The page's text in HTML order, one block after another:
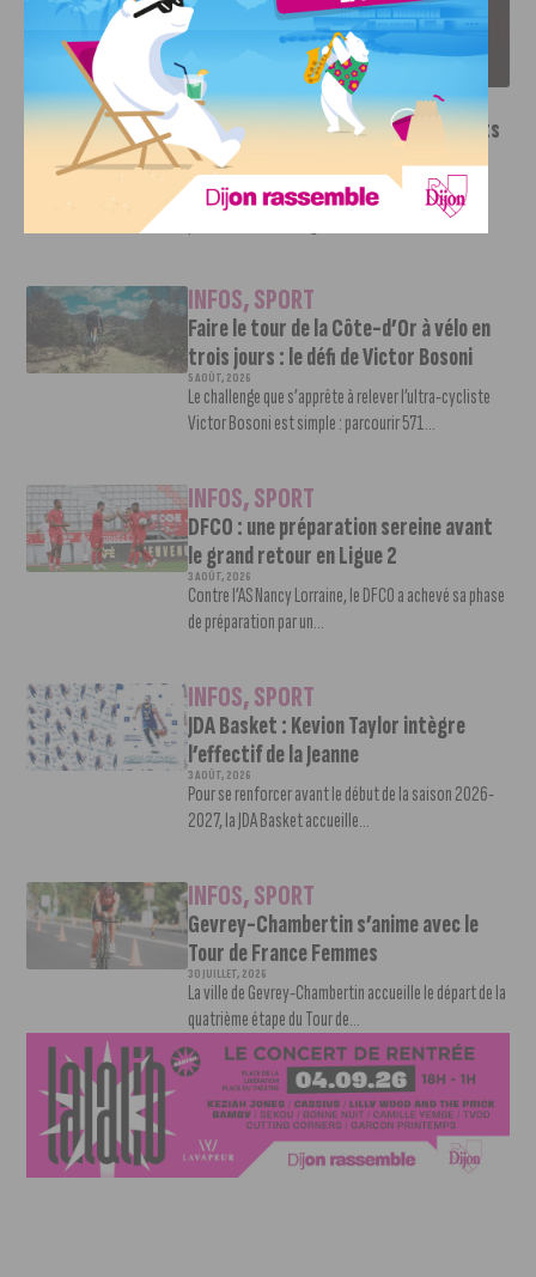
LE DFCO DÉVOILE SES NOUVEAUX MAILLOTS POUR LA
SAISON 2026-2027
INFOS,SPORT
Le DFCO dévoile ses nouveaux maillots
pour la saison 2026-2027
6 AOÛT, 2026
Le club dijonnais a présenté ses nouveaux maillots
INFOS,SPORT
Faire le tour de la Côte-d’Or à vélo en
trois jours : le défi de Victor Bosoni
5 AOÛT, 2026
Le challenge que s’apprête à relever l’ultra-cycliste
Victor Bosoni est simple : parcourir 571...
INFOS,SPORT
DFCO : une préparation sereine avant
le grand retour en Ligue 2
3 AOÛT, 2026
Contre l’AS Nancy Lorraine, le DFCO a achevé sa phase
de préparation par un...
INFOS,SPORT
JDA Basket : Kevion Taylor intègre
l’effectif de la Jeanne
3 AOÛT, 2026
Pour se renforcer avant le début de la saison 2026-
2027, la JDA Basket accueille...
INFOS,SPORT
Gevrey-Chambertin s’anime avec le
Tour de France Femmes
30 JUILLET, 2026
La ville de Gevrey-Chambertin accueille le départ de la
quatrième étape du Tour de...